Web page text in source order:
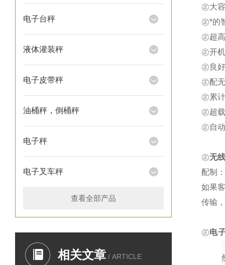
电子台秤
液体灌装秤
电子皮带秤
油桶秤，倒桶秤
电子秤
电子叉车秤
查看全部产品
相关文章 / ARTICLE
㊣大
㊣*的
㊣超
㊣开
㊣良
㊣配
㊣累
㊣超
㊣自
㊣无
配制
如果
传输
㊣电